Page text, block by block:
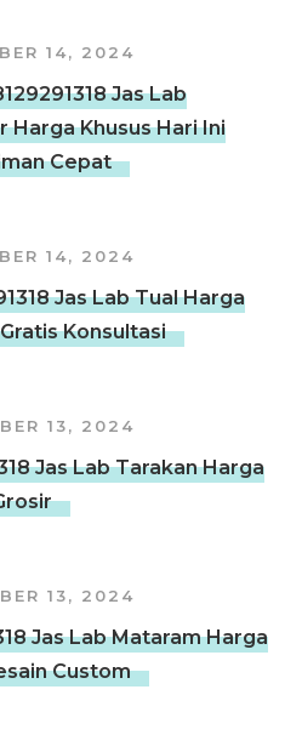
14, 2024
Jas Lab
Harga Khusus Hari Ini
Cepat
14, 2024
Jas Lab Tual Harga
Konsultasi
13, 2024
Jas Lab Tarakan Harga
13, 2024
Jas Lab Mataram Harga
Custom